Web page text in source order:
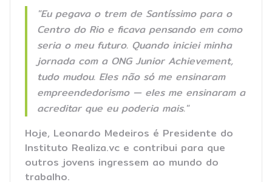
"Eu pegava o trem de Santíssimo para o
Centro do Rio e ficava pensando em como
seria o meu futuro. Quando iniciei minha
jornada com a ONG Junior Achievement,
tudo mudou. Eles não só me ensinaram
empreendedorismo — eles me ensinaram a
acreditar que eu poderia mais."
Hoje, Leonardo Medeiros é Presidente do
Instituto Realiza.vc e contribui para que
outros jovens ingressem ao mundo do
trabalho.